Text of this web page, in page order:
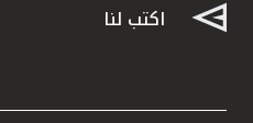
اكتب لنا